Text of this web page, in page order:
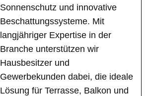
Sonnenschutz und innovative
Beschattungssysteme. Mit
langjähriger Expertise in der
Branche unterstützen wir
Hausbesitzer und
Gewerbekunden dabei, die ideale
Lösung für Terrasse, Balkon und